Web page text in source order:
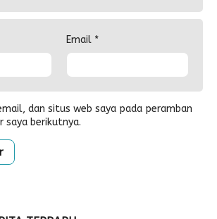
Email *
dan situs web saya pada peramban
saya berikutnya.